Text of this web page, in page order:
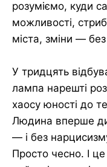
розуміємо, куди
можливості,
міста, зміни —
У тридцять
лампа нарешті
хаосу юності до
Людина вперше
— і без
Просто чесно. І